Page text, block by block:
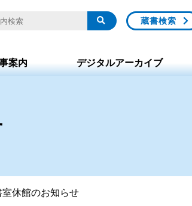
蔵書検索
案内 デジタルアーカイブ
休館のお知らせ